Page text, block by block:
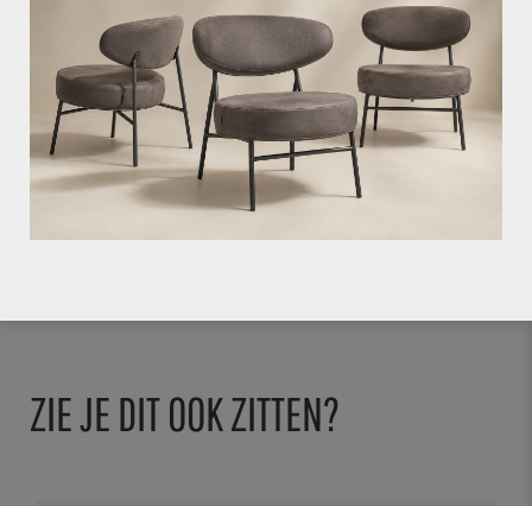
LET OP!! Op deze producten geven wij
geen garantie, en deze kunnen ook niet
retour.
Bij het ongezien kopen of bestellen van
deze producten gaat u akkoord met de staat
waarin het product zich bevindt.
ZIE JE DIT OOK ZITTEN?